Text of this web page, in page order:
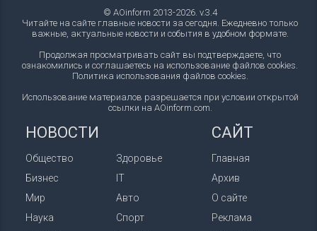
© AOinform 2013-2026. v.3.4
Читайте на сайте главные новости за сегодня. Ежедневно только
важные, актуальные новости и события в удобном формате.
Продолжая просматривать сайт вы подтверждаете, что
ознакомились и соглашаетесь на использование файлов cookies.
Политика использования файлов cookies.
Использование материалов разрешается при условии открытой
ссылки на AOinform.com.
НОВОСТИ
Общество
Бизнес
Мир
Наука
Здоровье
IT
Авто
Спорт
САЙТ
Главная
Архив
О сайте
Реклама